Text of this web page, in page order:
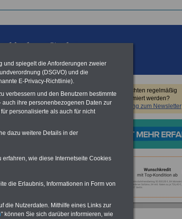
Sie möchten regelmäßig
informiert werden?
Anmeldung zum Newsletter
und spiegelt die Anforderungen zweier
(DSGVO) und die
E-Privacy-Richtlinie).
verbessern und den Benutzern bestimmte
ihre personenbezogenen Daten zur
personalisierte als auch für nicht
dazu weitere Details in der
erfahren, wie diese Internetseite Cookies
die Erlaubnis, Informationen in Form von
die Nutzerdaten. Mithilfe eines Links zur
" können Sie sich darüber informieren, wie